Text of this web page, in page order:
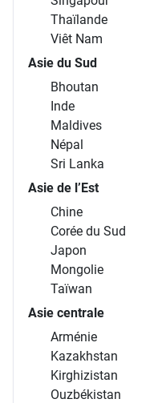
Thaïlande
Viêt Nam
Asie du Sud
Bhoutan
Inde
Maldives
Népal
Sri Lanka
Asie de l’Est
Chine
Corée du Sud
Japon
Mongolie
Taïwan
Asie centrale
Arménie
Kazakhstan
Kirghizistan
Ouzbékistan